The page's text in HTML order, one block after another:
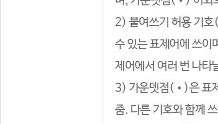
2) 붙여쓰기 허용 기호
수 있는 표제어에 쓰이
제어에서 여러 번 나타
3) 가운뎃점(•)은 표
줌. 다른 기호와 함께